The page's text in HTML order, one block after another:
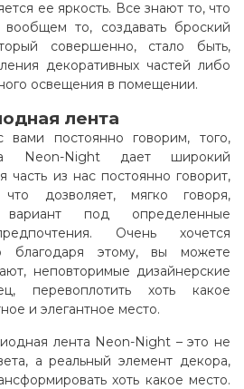
ее яркость. Все знают то, что
то, создавать броский
совершенно, стало быть,
декоративных частей либо
освещения в помещении.
лента
постоянно говорим, того,
Neon-Night дает широкий
часть из нас постоянно говорит,
дозволяет, мягко говоря,
под определенные
Очень хочется
благодаря этому, вы можете
неповторимые дизайнерские
перевоплотить хоть какое
и элегантное место.
лента Neon-Night – это не
а реальный элемент декора,
хоть какое место.